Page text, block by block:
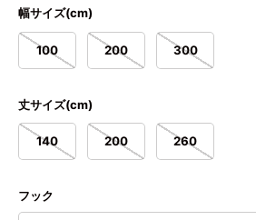
幅サイズ(cm)
100 200 300
丈サイズ(cm)
140 200 260
フック